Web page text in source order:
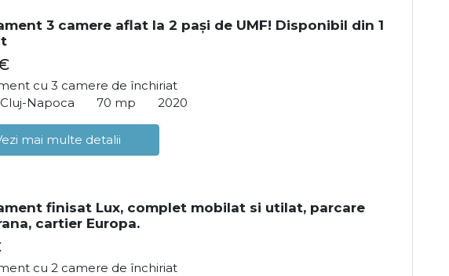
3 camere aflat la 2 pași de UMF! Disponibil din 1
cu 3 camere de închiriat
Napoca
70 mp 2020
mai multe detalii
finisat Lux, complet mobilat si utilat, parcare
cartier Europa.
cu 2 camere de închiriat